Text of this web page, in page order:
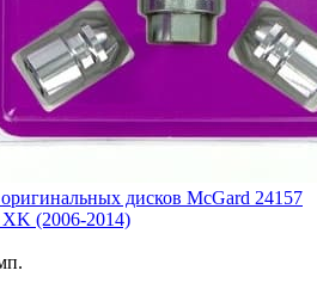
дисков McGard 24157
XK (2006-2014)